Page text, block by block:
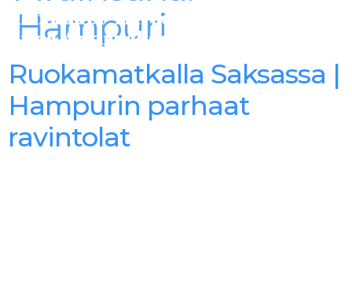
Alexander Trivedi -
Aitoa Arkiruokaa
Hampuri
Ruokamatkalla Saksassa |
Hampurin parhaat
ravintolat